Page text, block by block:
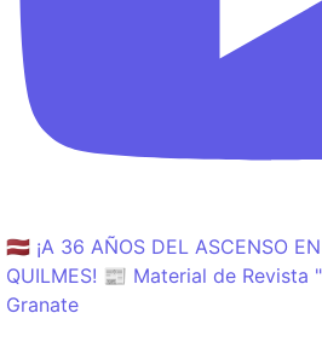
🇱🇻 ¡A 36 AÑOS DEL ASCENSO
QUILMES! 📰 Material de Revista
Granate